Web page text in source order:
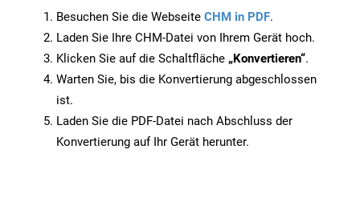
Besuchen Sie die Webseite CHM in PDF.
Laden Sie Ihre CHM-Datei von Ihrem Gerät hoch.
Klicken Sie auf die Schaltfläche „Konvertieren“.
Warten Sie, bis die Konvertierung abgeschlossen
ist.
Laden Sie die PDF-Datei nach Abschluss der
Konvertierung auf Ihr Gerät herunter.